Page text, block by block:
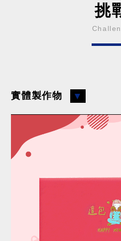
挑
實體製作物